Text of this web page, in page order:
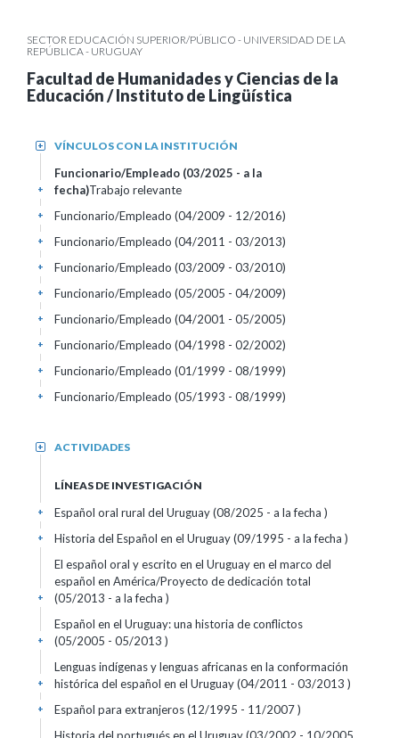
SECTOR EDUCACIÓN SUPERIOR/PÚBLICO - UNIVERSIDAD DE LA
REPÚBLICA - URUGUAY
Facultad de Humanidades y Ciencias de la
Educación / Instituto de Lingüística
VÍNCULOS CON LA INSTITUCIÓN
+
Funcionario/Empleado (03/2025 - a la
fecha)Trabajo relevante
+
Funcionario/Empleado (04/2009 - 12/2016)
+
Funcionario/Empleado (04/2011 - 03/2013)
+
Funcionario/Empleado (03/2009 - 03/2010)
+
Funcionario/Empleado (05/2005 - 04/2009)
+
Funcionario/Empleado (04/2001 - 05/2005)
+
Funcionario/Empleado (04/1998 - 02/2002)
+
Funcionario/Empleado (01/1999 - 08/1999)
+
Funcionario/Empleado (05/1993 - 08/1999)
+
ACTIVIDADES
+
LÍNEAS DE INVESTIGACIÓN
Español oral rural del Uruguay (08/2025 - a la fecha )
+
Historia del Español en el Uruguay (09/1995 - a la fecha )
+
El español oral y escrito en el Uruguay en el marco del
español en América/Proyecto de dedicación total
(05/2013 - a la fecha )
+
Español en el Uruguay: una historia de conflictos
(05/2005 - 05/2013 )
+
Lenguas indígenas y lenguas africanas en la conformación
histórica del español en el Uruguay (04/2011 - 03/2013 )
+
Español para extranjeros (12/1995 - 11/2007 )
+